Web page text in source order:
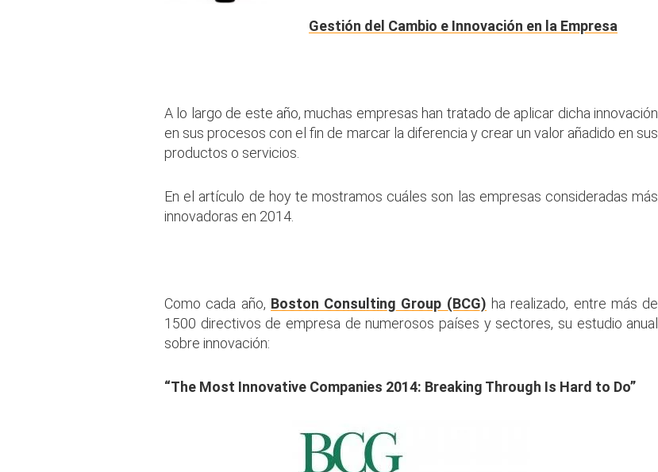
Gestión del Cambio e Innovación en la Empresa
A lo largo de este año, muchas empresas han tratado de aplicar dicha innovación
en sus procesos con el fin de marcar la diferencia y crear un valor añadido en sus
productos o servicios.
En el artículo de hoy te mostramos cuáles son las empresas consideradas más
innovadoras en 2014.
Como cada año, Boston Consulting Group (BCG) ha realizado, entre más de
1500 directivos de empresa de numerosos países y sectores, su estudio anual
sobre innovación:
“The Most Innovative Companies 2014: Breaking Through Is Hard to Do”